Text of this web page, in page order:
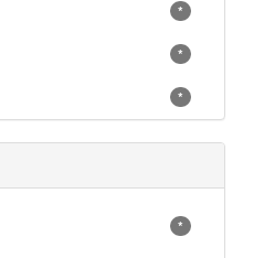
*
*
*
*
*
**